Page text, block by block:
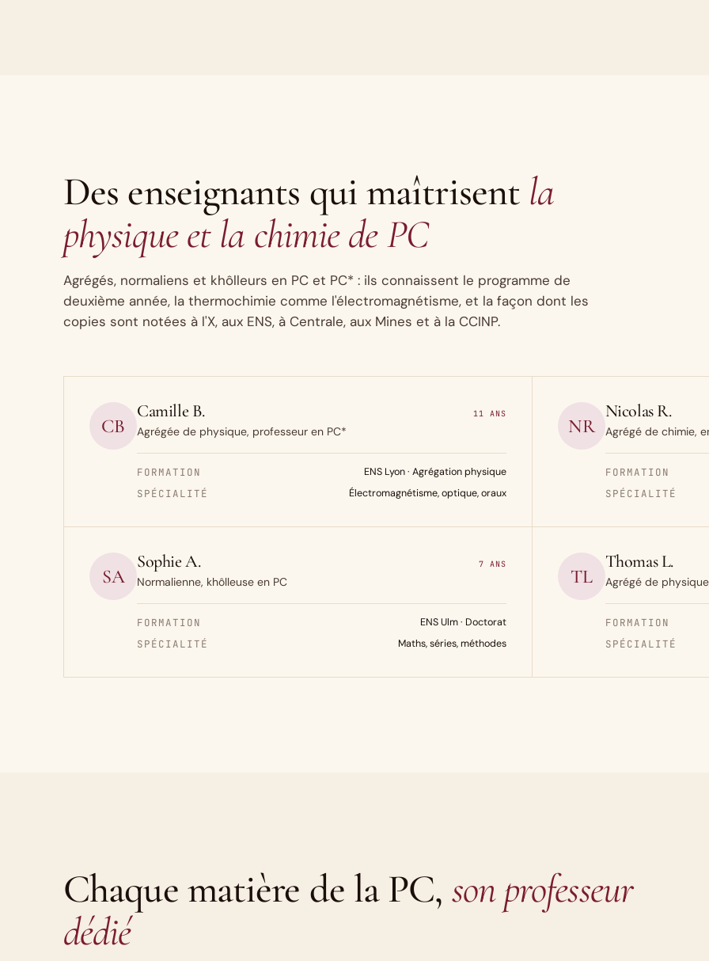
Des enseignants qui maîtrisent la
physique et la chimie de PC
Agrégés, normaliens et khôlleurs en PC et PC* : ils connaissent le programme de
deuxième année, la thermochimie comme l'électromagnétisme, et la façon dont les
copies sont notées à l'X, aux ENS, à Centrale, aux Mines et à la CCINP.
CB
Camille B. 11 ANS
Agrégée de physique, professeur en PC*
FORMATION ENS Lyon · Agrégation physique
SPÉCIALITÉ Électromagnétisme, optique, oraux
NR
Nicolas R.
Agrégé de chimie,
FORMATION
SPÉCIALITÉ
SA
Sophie A. 7 ANS
Normalienne, khôlleuse en PC
FORMATION ENS Ulm · Doctorat
SPÉCIALITÉ Maths, séries, méthodes
TL
Thomas L.
Agrégé de
FORMATION
SPÉCIALITÉ
Chaque matière de la PC, son professeur
dédié